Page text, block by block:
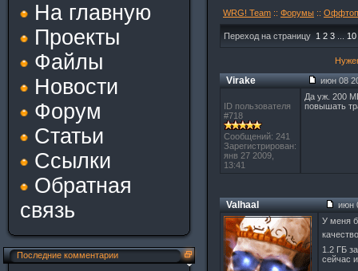
На главную
Проекты
Файлы
Новости
Форум
Статьи
Ссылки
Обратная
связь
Последние комментарии
WRG! Team :: Форумы :: Оффтоп
Переход на страницу 1 2 3 10
Virake июн 08
ID пользователя
#718
Сообщений: 241
Зарегистрирован:
янв 27 2009,
13:41
Да уж. 200
повышать
Valhaal июн
У меня
1.2 ГБ
сейчас